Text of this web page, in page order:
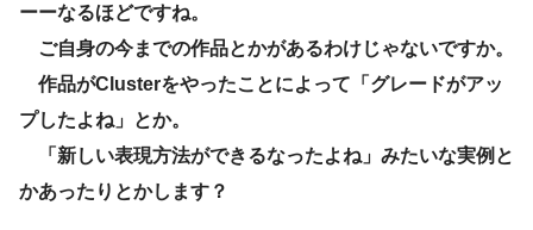
ーーなるほどですね。
ご自身の今までの作品とかがあるわけじゃないですか。
作品がClusterをやったことによって「グレードがアッ
プしたよね」とか。
「新しい表現方法ができるなったよね」みたいな実例と
かあったりとかします？